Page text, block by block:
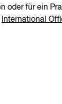
oder für ein
International